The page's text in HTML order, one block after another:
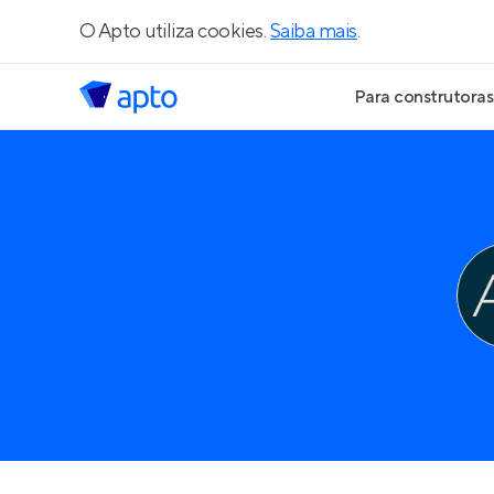
O Apto utiliza cookies.Saiba mais.
Para construtoras
Geração de
Maiores
Anunciar